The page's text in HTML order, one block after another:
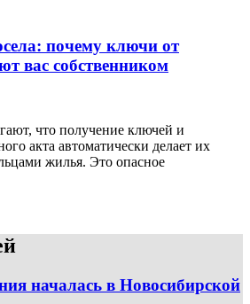
почему ключи от
вас собственником
что получение ключей и
акта автоматически делает их
жилья. Это опасное
началась в Новосибирской